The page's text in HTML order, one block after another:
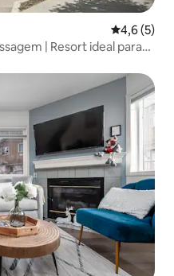
4,6 de
4,6 (5)
| Resort ideal para